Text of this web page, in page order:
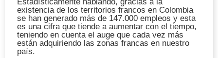
existencia de los territorios francos en Colombia
se han generado más de 147.000 empleos y esta
es una cifra que tiende a aumentar con el tiempo,
teniendo en cuenta el auge que cada vez más
están adquiriendo las zonas francas en nuestro
país.